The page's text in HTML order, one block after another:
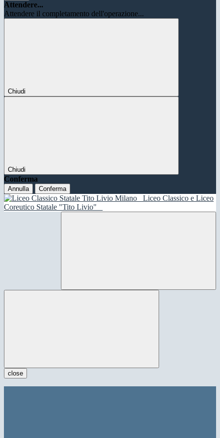
Attendere...
Attendere il completamento dell'operazione...
Chiudi
Chiudi
Conferma
Annulla Conferma
Liceo Classico e Liceo
Coreutico Statale "Tito Livio"
close